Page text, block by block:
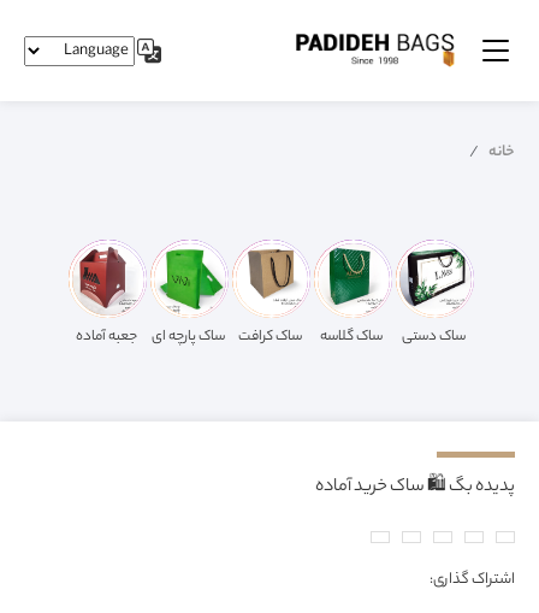
خانه
ساک دستی ساک گلاسه ساک کرافت ساک پارچه ای جعبه آماده
پدیده بگ 🛍️ ساک خرید آماده
اشتراک گذاری: